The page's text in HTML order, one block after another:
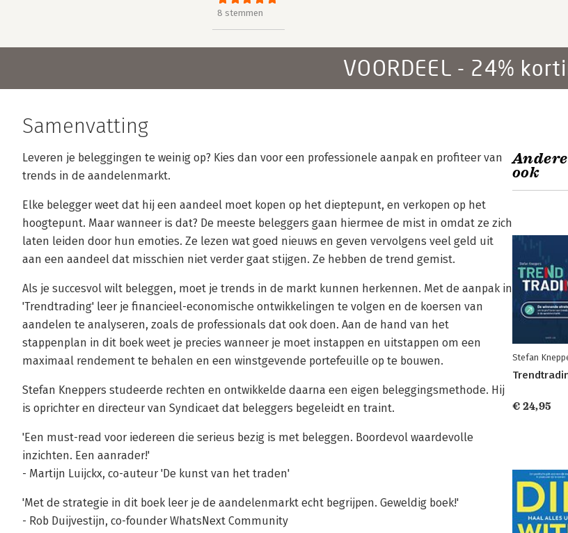
8 stemmen
VOORDEEL - 24%
Samenvatting
Leveren je beleggingen te weinig op? Kies dan voor een professionele aanpak en profiteer van
trends in de aandelenmarkt.
Elke belegger weet dat hij een aandeel moet kopen op het dieptepunt, en verkopen op het
hoogtepunt. Maar wanneer is dat? De meeste beleggers gaan hiermee de mist in omdat ze zich
laten leiden door hun emoties. Ze lezen wat goed nieuws en geven vervolgens veel geld uit
aan een aandeel dat misschien niet verder gaat stijgen. Ze hebben de trend gemist.
Als je succesvol wilt beleggen, moet je trends in de markt kunnen herkennen. Met de aanpak in
'Trendtrading' leer je financieel-economische ontwikkelingen te volgen en de koersen van
aandelen te analyseren, zoals de professionals dat ook doen. Aan de hand van het
stappenplan in dit boek weet je precies wanneer je moet instappen en uitstappen om een
maximaal rendement te behalen en een winstgevende portefeuille op te bouwen.
Stefan Kneppers studeerde rechten en ontwikkelde daarna een eigen beleggingsmethode. Hij
is oprichter en directeur van Syndicaet dat beleggers begeleidt en traint.
'Een must-read voor iedereen die serieus bezig is met beleggen. Boordevol waardevolle
inzichten. Een aanrader!'
- Martijn Luijckx, co-auteur 'De kunst van het traden'
'Met de strategie in dit boek leer je de aandelenmarkt echt begrijpen. Geweldig boek!'
- Rob Duijvestijn, co-founder WhatsNext Community
ook
Stefan
€ 24,95